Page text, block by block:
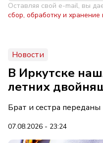
Оставляя свой e-mail, вы
сбор, обработку и
Новости
В Иркутске
летних
Брат и сестра
07.08.2026 - 23:24